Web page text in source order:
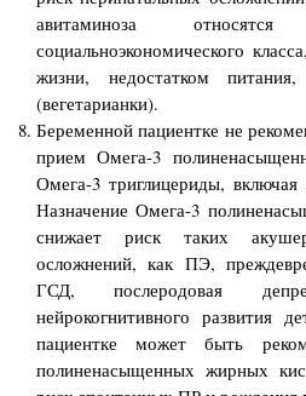
авитаминоза
социальноэкономического
жизни, недостатком
(вегетарианки).
Беременной пациентке не
прием Омега-3
Омега-3 триглицериды,
Назначение Омега-3
снижает риск таких
осложнений, как ПЭ,
ГСД, послеродовая
нейрокогнитивного развития
пациентке может быть
полиненасыщенных жирных